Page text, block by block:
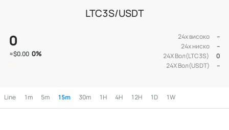
LTC3S/USDT
0
≈$0.00 0%
24х високо
--
24х ниско
--
24Х Вол(LTC3S)
0
24Х Вол(USDT)
--
Line 1m 5m 15m 30m 1H 4H 12H 1D 1W